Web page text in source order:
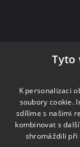
©
MKS Beseda,
IČO: 00091758,
Tyto
K personalizaci
soubory cookie.
sdílíme s našimi
kombinovat s
shromáždili při